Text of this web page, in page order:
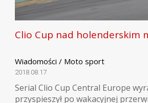
Clio Cup nad holenderskim
Wiadomości / Moto sport
2018.08.17
Serial Clio Cup Central Europe
przyspieszył po wakacyjnej